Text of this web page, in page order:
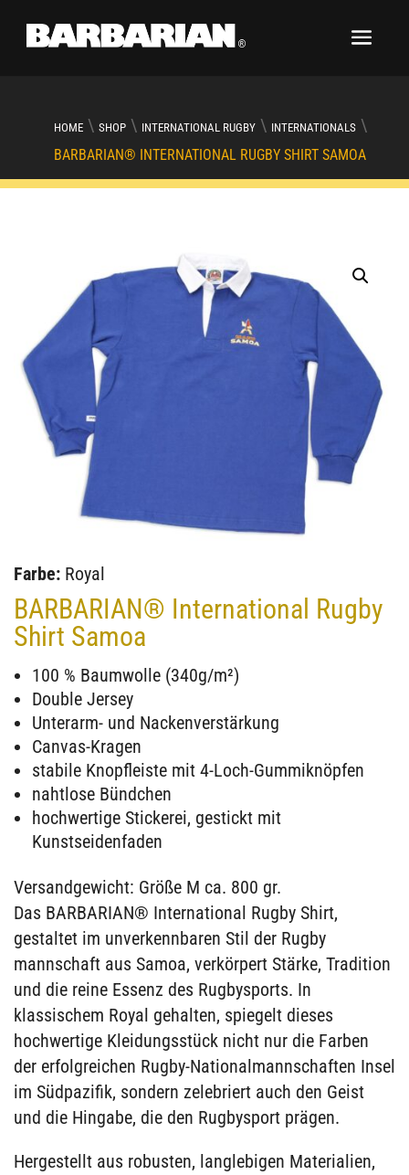
HOME \ SHOP \ INTERNATIONAL RUGBY \ INTERNATIONALS \
BARBARIAN® INTERNATIONAL RUGBY SHIRT SAMOA
Farbe: Royal
BARBARIAN® International Rugby
Shirt Samoa
100 % Baumwolle (340g/m²)
Double Jersey
Unterarm- und Nackenverstärkung
Canvas-Kragen
stabile Knopfleiste mit 4-Loch-Gummiknöpfen
nahtlose Bündchen
hochwertige Stickerei, gestickt mit
Kunstseidenfaden
Versandgewicht: Größe M ca. 800 gr.
Das BARBARIAN® International Rugby Shirt,
gestaltet im unverkennbaren Stil der Rugby
mannschaft aus Samoa, verkörpert Stärke, Tradition
und die reine Essenz des Rugbysports. In
klassischem Royal gehalten, spiegelt dieses
hochwertige Kleidungsstück nicht nur die Farben
der erfolgreichen Rugby-Nationalmannschaften Insel
im Südpazifik, sondern zelebriert auch den Geist
und die Hingabe, die den Rugbysport prägen.
Hergestellt aus robusten, langlebigen Materialien,